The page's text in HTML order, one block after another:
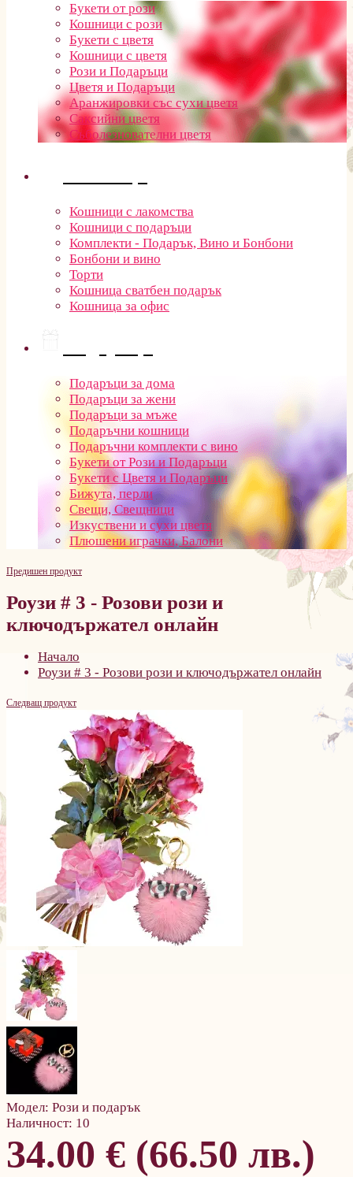
Букети от рози
Кошници с рози
Букети с цветя
Кошници с цветя
Рози и Подаръци
Цветя и Подаръци
Аранжировки със сухи цветя
Саксийни цветя
Съболезнователни цветя
Кошници с лакомства
Кошници с подаръци
Комплекти - Подарък, Вино и Бонбони
Бонбони и вино
Торти
Кошница сватбен подарък
Кошница за офис
Подаръци за дома
Подаръци за жени
Подаръци за мъже
Подаръчни кошници
Подаръчни комплекти с вино
Букети от Рози и Подаръци
Букети с Цветя и Подаръци
Бижута, перли
Свещи, Свещници
Изкуствени и сухи цветя
Плюшени играчки, Балони
Предишен продукт
Роузи # 3 - Розови рози и
ключодържател онлайн
Начало
Роузи # 3 - Розови рози и ключодържател онлайн
Следващ продукт
Модел: Рози и подарък
Наличност: 10
34.00 € (66.50 лв.)